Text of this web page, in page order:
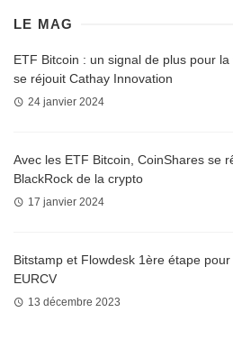
LE MAG
ETF Bitcoin : un signal de plus pour la
se réjouit Cathay Innovation
24 janvier 2024
Avec les ETF Bitcoin, CoinShares se
BlackRock de la crypto
17 janvier 2024
Bitstamp et Flowdesk 1ère étape
EURCV
13 décembre 2023